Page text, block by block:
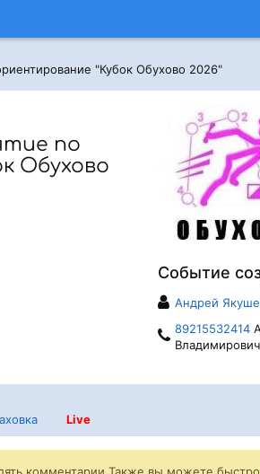
"Кубок Обухово 2026"
Событие
Андрей
89215532414
Владимирович
по
Обухово
Live